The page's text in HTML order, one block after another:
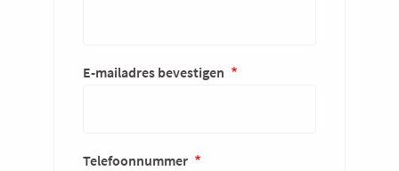
E-mailadres bevestigen
Telefoonnummer